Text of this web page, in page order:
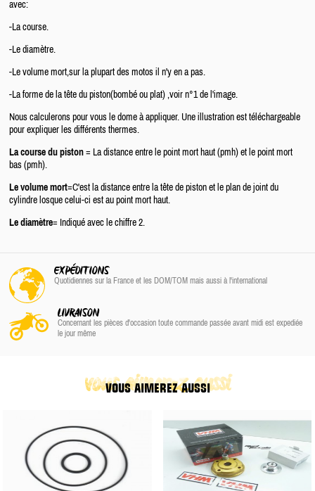
avec:
-La course.
-Le diamètre.
-Le volume mort,sur la plupart des motos il n'y en a pas.
-La forme de la tête du piston(bombé ou plat) ,voir n°1 de l'image.
Nous calculerons pour vous le dome à appliquer. Une illustration est téléchargeable
pour expliquer les différents thermes.
La course du piston= La distance entre le point mort haut (pmh) et le point mort
bas (pmh).
Le volume mort=C'est la distance entre la tête de piston et le plan de joint du
cylindre losque celui-ci est au point mort haut.
Le diamètre= Indiqué avec le chiffre 2.
EXPÉDITIONS
Quotidiennes sur la Franceet les DOM/TOM mais aussi à l'international
LIVRAISON
Concernant les pièces d'occasion toute commande passée avant midi est expediée
le jour même
VOUS AIMEREZ AUSSI
vous aimerez aussi